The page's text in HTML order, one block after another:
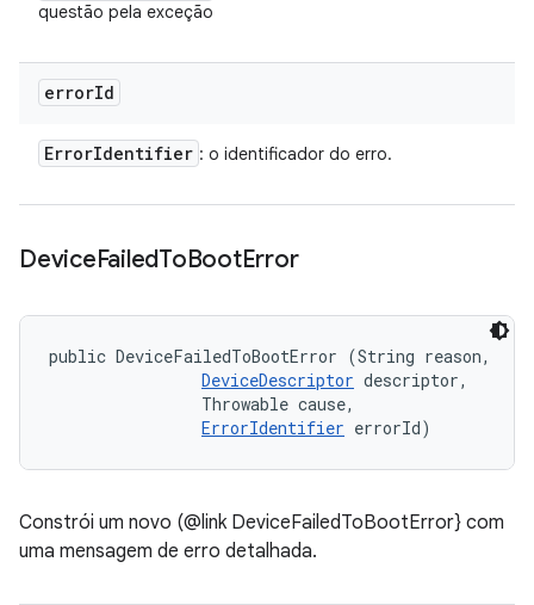
questão pela exceção
errorId
ErrorIdentifier : o identificador do erro.
DeviceFailedToBootError
public DeviceFailedToBootError (String reason,
DeviceDescriptor descriptor,
                Throwable cause,
ErrorIdentifier errorId)
Constrói um novo (@link DeviceFailedToBootError} com
uma mensagem de erro detalhada.